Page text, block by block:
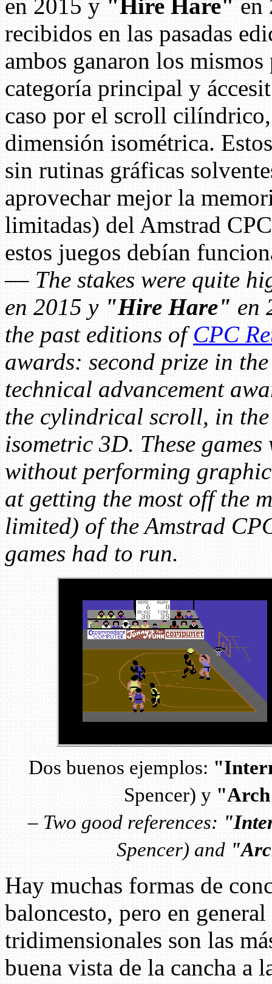
en 2015 y "Hire Hare" en
recibidos en las pasadas
ambos ganaron los
categoría principal y
caso por el scroll
dimensión isométrica.
sin rutinas gráficas
aprovechar mejor la
limitadas) del Amstrad
estos juegos debían
–– The stakes were quite
en 2015 y "Hire Hare" en
the past editions ofCPC
awards: second prize in
technical advancement
the cylindrical scroll, in the
isometric 3D. These
without performing
at getting the most off the
limited) of the Amstrad
games had to run.
Dos buenos ejemplos:
Spencer) y
– Two good references:
Spencer) and
Hay muchas formas de
baloncesto, pero en
tridimensionales son las
buena vista de la cancha a